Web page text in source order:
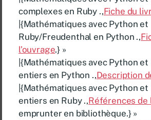
complexes en Ruby .,Fiche du
|{Mathématiques avec Python et
Ruby/Freudenthal en Python .,
l’ouvrage.} »
|{Mathématiques avec Python
entiers en Python .,Description
|{Mathématiques avec Python
entiers en Ruby .,Références de
emprunter en bibliothèque.} »